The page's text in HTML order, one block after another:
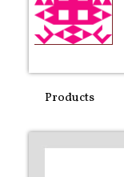
Products